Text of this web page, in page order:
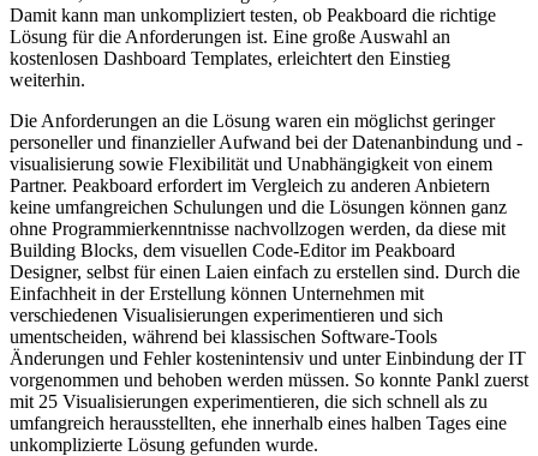
Damit kann man unkompliziert testen, ob Peakboard die richtige
Lösung für die Anforderungen ist. Eine große Auswahl an
kostenlosen Dashboard Templates, erleichtert den Einstieg
weiterhin.
Die Anforderungen an die Lösung waren ein möglichst geringer
personeller und finanzieller Aufwand bei der Datenanbindung und -
visualisierung sowie Flexibilität und Unabhängigkeit von einem
Partner. Peakboard erfordert im Vergleich zu anderen Anbietern
keine umfangreichen Schulungen und die Lösungen können ganz
ohne Programmierkenntnisse nachvollzogen werden, da diese mit
Building Blocks, dem visuellen Code-Editor im Peakboard
Designer, selbst für einen Laien einfach zu erstellen sind. Durch die
Einfachheit in der Erstellung können Unternehmen mit
verschiedenen Visualisierungen experimentieren und sich
umentscheiden, während bei klassischen Software-Tools
Änderungen und Fehler kostenintensiv und unter Einbindung der IT
vorgenommen und behoben werden müssen. So konnte Pankl zuerst
mit 25 Visualisierungen experimentieren, die sich schnell als zu
umfangreich herausstellten, ehe innerhalb eines halben Tages eine
unkomplizierte Lösung gefunden wurde.